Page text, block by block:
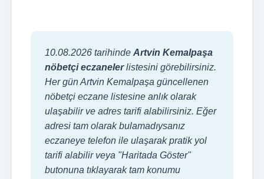
10.08.2026 tarihinde Artvin Kemalpaşa
nöbetçi eczanelerlistesini görebilirsiniz.
Her gün Artvin Kemalpaşa güncellenen
nöbetçi eczane listesine anlık olarak
ulaşabilir ve adres tarifi alabilirsiniz. Eğer
adresi tam olarak bulamadıysanız
eczaneye telefon ile ulaşarak pratik yol
tarifi alabilir veya "Haritada Göster"
butonuna tıklayarak tam konumu